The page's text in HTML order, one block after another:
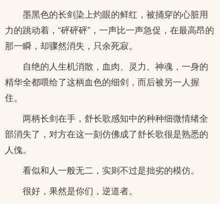
墨黑色的长剑染上灼眼的鲜红，被捅穿的心脏用
力的跳动着，“砰砰砰”，一声比一声急促，在最高昂的
那一瞬，却骤然消失，只余死寂。
自绝的人生机消散，血肉、灵力、神魂，一身的
精华全都喂给了这柄血色的细剑，而后被另一人握
住。
两柄长剑在手，舒长歌感知中的种种细微情绪全
部消失了，对方在这一刻仿佛成了舒长歌很是熟悉的
人傀。
看似和人一般无二，实则不过是拙劣的模仿。
很好，果然是你们，逆道者。